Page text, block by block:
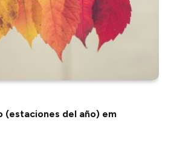
(estaciones del año) em